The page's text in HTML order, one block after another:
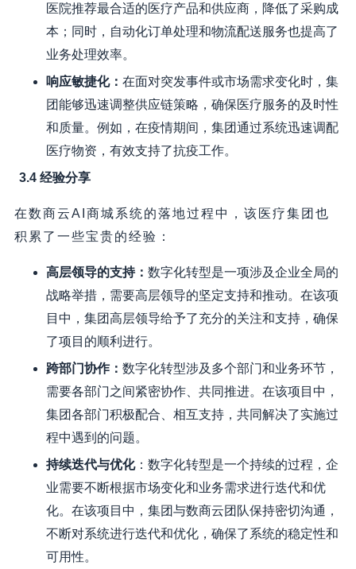
医院推荐最合适的医疗产品和供应商，降低了采购成
本；同时，自动化订单处理和物流配送服务也提高了
业务处理效率。
响应敏捷化： 在面对突发事件或市场需求变化时，集
团能够迅速调整供应链策略，确保医疗服务的及时性
和质量。例如，在疫情期间，集团通过系统迅速调配
医疗物资，有效支持了抗疫工作。
3.4 经验分享
在数商云AI商城系统的落地过程中，该医疗集团也
积累了一些宝贵的经验：
高层领导的支持： 数字化转型是一项涉及企业全局的
战略举措，需要高层领导的坚定支持和推动。在该项
目中，集团高层领导给予了充分的关注和支持，确保
了项目的顺利进行。
跨部门协作： 数字化转型涉及多个部门和业务环节，
需要各部门之间紧密协作、共同推进。在该项目中，
集团各部门积极配合、相互支持，共同解决了实施过
程中遇到的问题。
持续迭代与优化：数字化转型是一个持续的过程，企
业需要不断根据市场变化和业务需求进行迭代和优
化。在该项目中，集团与数商云团队保持密切沟通，
不断对系统进行迭代和优化，确保了系统的稳定性和
可用性。